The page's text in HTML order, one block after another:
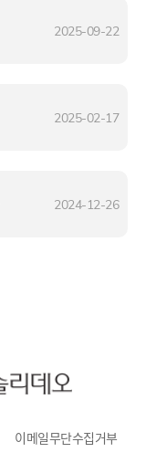
2025-09-22
2025-02-17
2024-12-26
이메일무단수집거부